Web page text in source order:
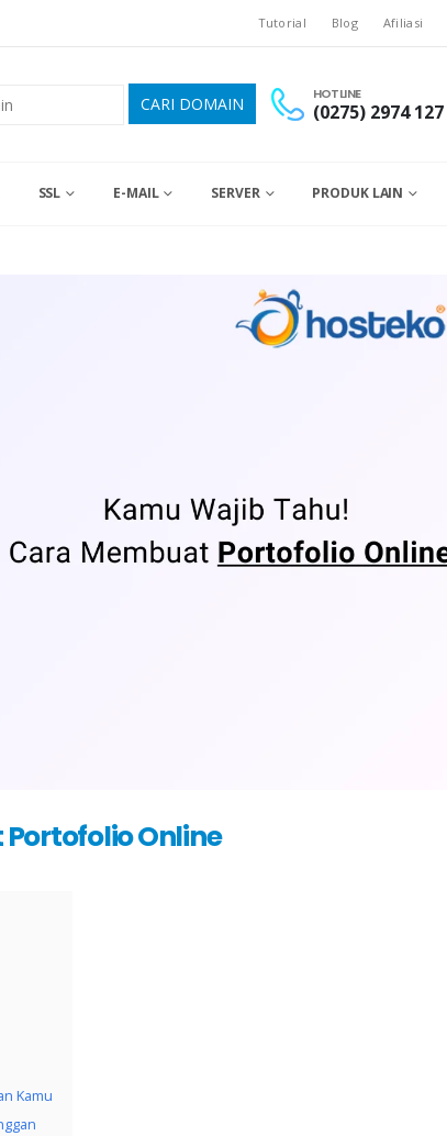
Tutorial Blog Afiliasi
HOTLINE
(0275) 2974 127
SSL E-MAIL SERVER PRODUK LAIN
Online
Kamu